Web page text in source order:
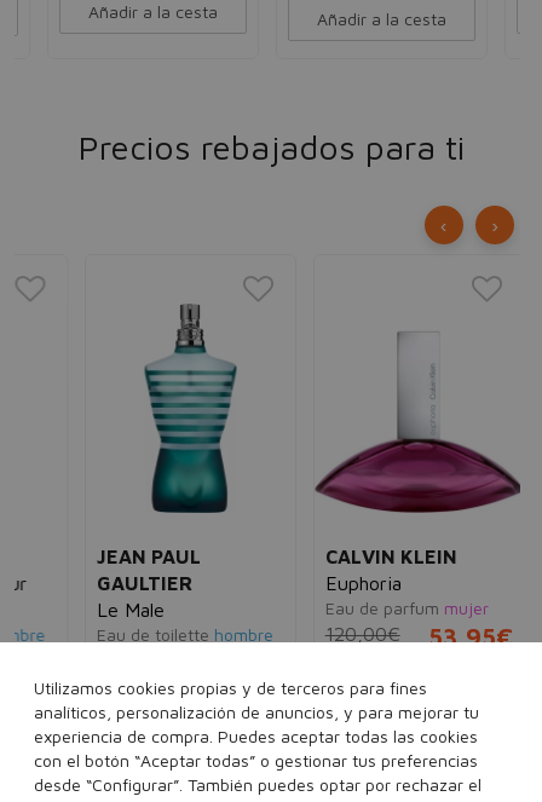
Añadir a la cesta Añadir a la cesta
Precios rebajados para ti
JEAN PAUL
GAULTIER
Le Male
Eau de toilette hombre
40 ml 75 ml 125 ml
200 ml Ver 3 sets
CALVIN KLEIN
Euphoria
Eau de parfum mujer
120,00€ 53,95€
30 ml 100 ml
160 ml Ver 1 set
‹ ›
Utilizamos cookies propias y de terceros para fines
analíticos, personalización de anuncios, y para mejorar tu
experiencia de compra. Puedes aceptar todas las cookies
con el botón “Aceptar todas” o gestionar tus preferencias
desde “Configurar”. También puedes optar por rechazar el